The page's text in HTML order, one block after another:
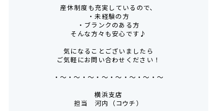
産休制度も充実しているので、
・未経験の方
・ブランクのある方
そんな方々も安心です♪
気になることございましたら
ご気軽にお問い合わせください！
・～・～・～・～・～・～・～・～
横浜支店
担当 河内（コウチ）